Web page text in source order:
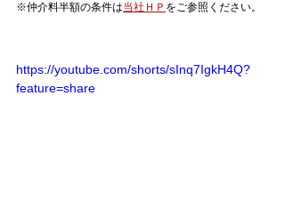
※仲介料半額の条件は当社ＨＰ をご参照ください。
https://youtube.com/shorts/sInq7IgkH4Q?
feature=share